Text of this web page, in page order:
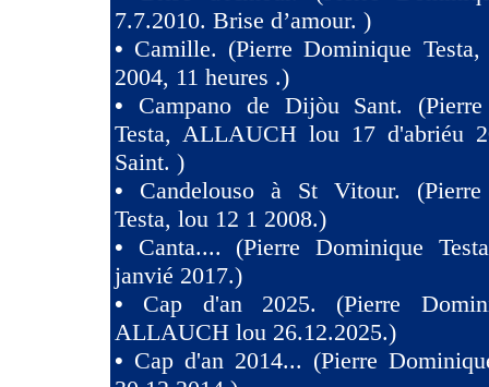
7.7.2010. Brise d’amour. )
• Camille. (Pierre Dominique
2004, 11 heures .)
• Campano de Dijòu Sant.
Testa, ALLAUCH lou 17 d'abriéu
Saint. )
• Candelouso à St Vitour. (Pierre
Testa, lou 12 1 2008.)
• Canta.... (Pierre Dominique
janvié 2017.)
• Cap d'an 2025. (Pierre
ALLAUCH lou 26.12.2025.)
• Cap d'an 2014... (Pierre